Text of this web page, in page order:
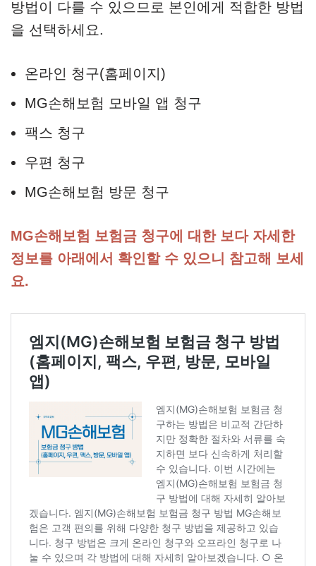
방법이 다를 수 있으므로 본인에게 적합한 방법
을 선택하세요.
온라인 청구(홈페이지)
MG손해보험 모바일 앱 청구
팩스 청구
우편 청구
MG손해보험 방문 청구
MG손해보험 보험금 청구에 대한 보다 자세한
정보를 아래에서 확인할 수 있으니 참고해 보세
요.